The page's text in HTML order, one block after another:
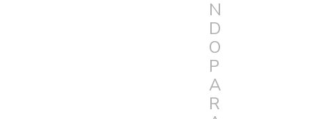
N
D
O
P
A
R